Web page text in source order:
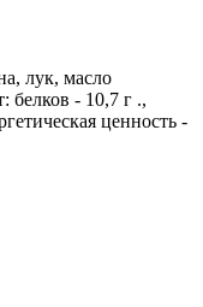
лук, масло
белков - 10,7 г .,
ценность -